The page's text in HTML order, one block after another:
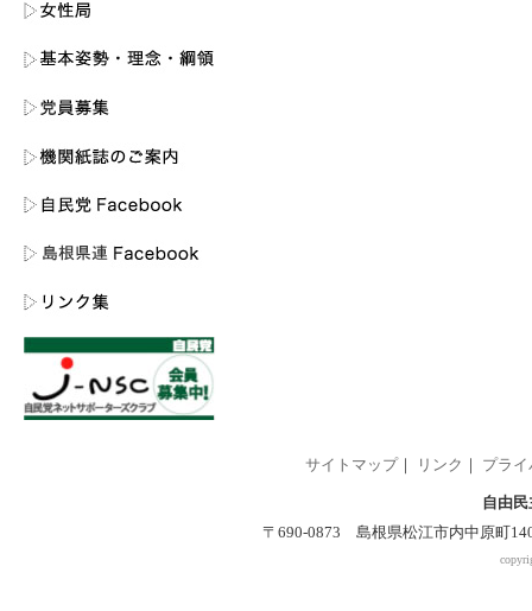
サイトマップ｜ リンク プラ
自由
〒690-0873 島根県松江市内中原町